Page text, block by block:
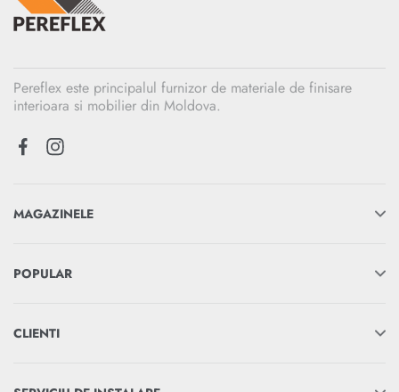
Pereflex este principalul furnizor de materiale de finisare
interioara si mobilier din Moldova.
MAGAZINELE
POPULAR
CLIENTI